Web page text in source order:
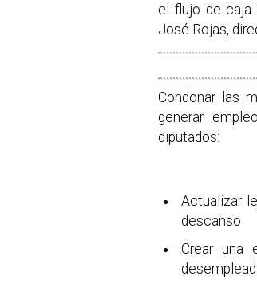
el flujo de caja
José Rojas,
Condonar las
generar
diputados:
Actualizar
descanso
Crear una